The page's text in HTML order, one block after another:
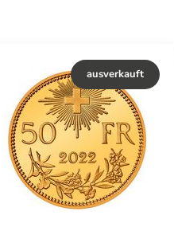
ausverkauft